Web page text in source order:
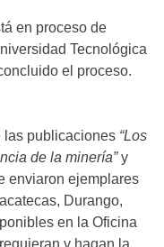
en proceso de
Tecnológica
el proceso.
las publicaciones “Los
de la minería”y
enviaron ejemplares
Durango,
en la Oficina
y hagan la